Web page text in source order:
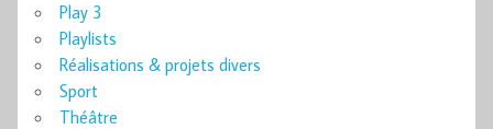
Play 3
Playlists
Réalisations & projets divers
Sport
Théâtre